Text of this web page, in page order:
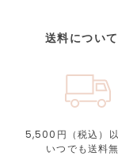
送料につい
5,500円（税込）以
いつでも送料